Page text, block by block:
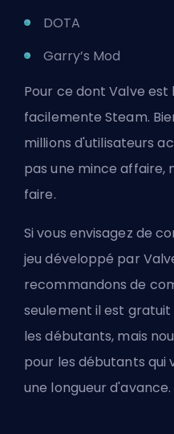
DOTA
Garry’s Mod
Pour ce dont Valve est
facilemente Steam.
millions d'utilisateurs
pas une mince affaire,
faire.
Si vous envisagez de
jeu développé par
recommandons de
seulement il est
les débutants, mais
pour les débutants qui
une longueur d'avance.